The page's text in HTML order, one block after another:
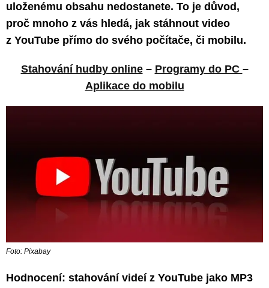
uloženému obsahu nedostanete. To je důvod,
proč mnoho z vás hledá, jak stáhnout video
z YouTube přímo do svého počítače, či mobilu.
Stahování hudby online– Programy do PC –
Aplikace do mobilu
Foto: Pixabay
Hodnocení: stahování videí z YouTube jako MP3